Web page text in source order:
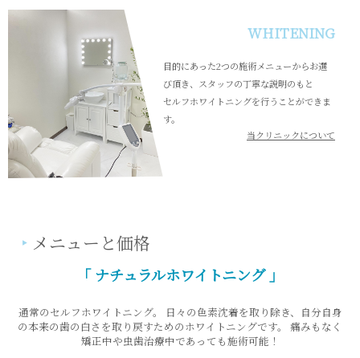
WHITENING
目的にあった2つの施術メニューからお選
び頂き、スタッフの丁寧な説明のもと
セルフホワイトニングを行うことができま
す。
当クリニックについて
メニューと価格
「 ナチュラルホワイトニング 」
通常のセルフホワイトニング。 日々の色素沈着を取り除き、自分自身
の本来の歯の白さを取り戻すためのホワイトニングです。 痛みもなく
矯正中や虫歯治療中であっても施術可能！